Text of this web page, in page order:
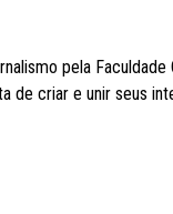
pela
de criar e unir seus